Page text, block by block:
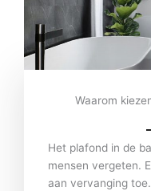
Waarom
Het plafond in de
mensen vergeten.
aan vervanging